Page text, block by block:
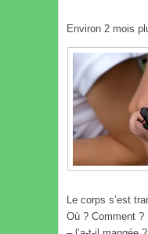
Environ 2 mois
Le corps s’est
Où ? Comment ?